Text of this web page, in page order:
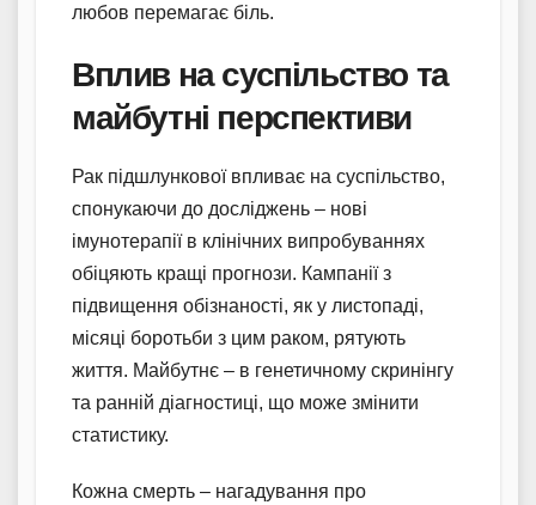
любов перемагає біль.
Вплив на суспільство та
майбутні перспективи
Рак підшлункової впливає на суспільство,
спонукаючи до досліджень – нові
імунотерапії в клінічних випробуваннях
обіцяють кращі прогнози. Кампанії з
підвищення обізнаності, як у листопаді,
місяці боротьби з цим раком, рятують
життя. Майбутнє – в генетичному скринінгу
та ранній діагностиці, що може змінити
статистику.
Кожна смерть – нагадування про